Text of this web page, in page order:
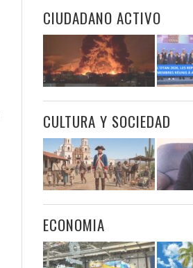
CIUDADANO ACTIVO
CULTURA Y SOCIEDAD
ECONOMIA